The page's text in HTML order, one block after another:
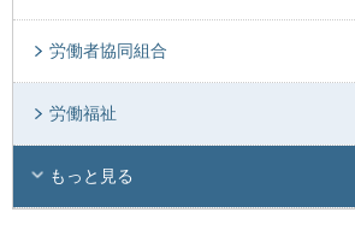
労働者協同組合
労働福祉
もっと見る